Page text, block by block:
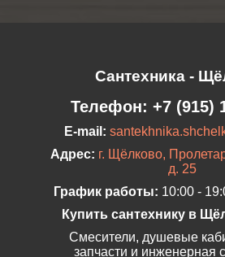
Сантехника -
Телефон: +7 (915)
E-mail:
Адрес: г. Щёлково,
д. 25
График работы: 10:00 -
Купить сантехнику в
Смесители, душевые
запчасти и инженерная